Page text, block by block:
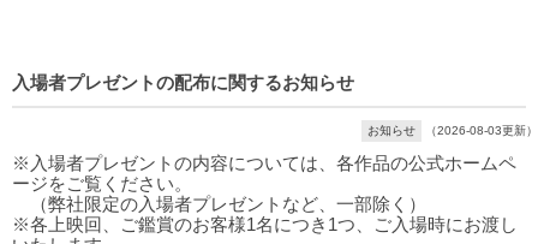
入場者プレゼントの配布に関するお知らせ
お知らせ （2026-08-03更新）
※入場者プレゼントの内容については、各作品の公式ホームペ
ージをご覧ください。
（弊社限定の入場者プレゼントなど、一部除く）
※各上映回、ご鑑賞のお客様1名につき1つ、ご入場時にお渡し